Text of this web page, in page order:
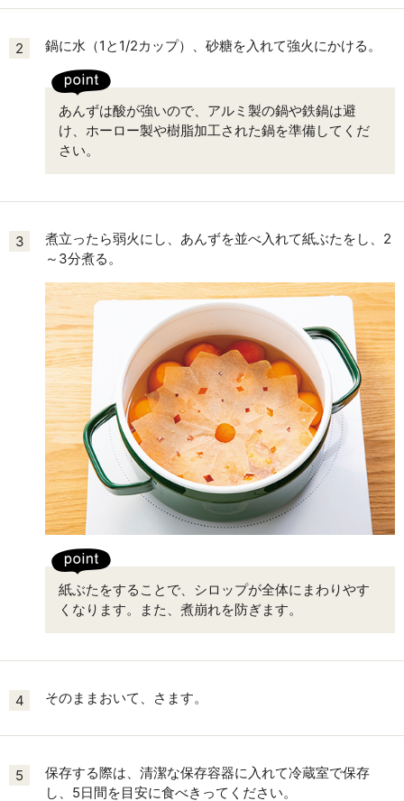
2 鍋に水（1と1/2カップ）、砂糖を入れて強火にかける。
あんずは酸が強いので、アルミ製の鍋や鉄鍋は避
け、ホーロー製や樹脂加工された鍋を準備してくだ
さい。
3
煮立ったら弱火にし、あんずを並べ入れて紙ぶたをし、2
～3分煮る。
紙ぶたをすることで、シロップが全体にまわりやす
くなります。また、煮崩れを防ぎます。
4 そのままおいて、さます。
5
保存する際は、清潔な保存容器に入れて冷蔵室で保存
し、5日間を目安に食べきってください。